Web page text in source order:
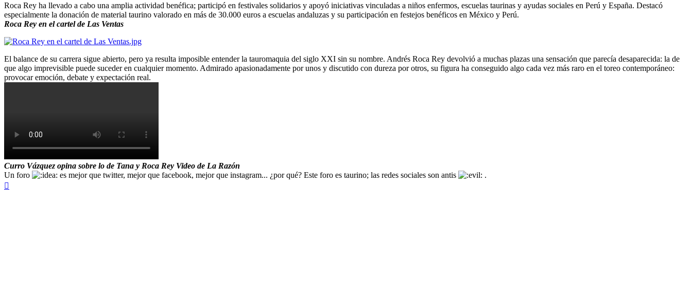
Roca Rey ha llevado a cabo una amplia actividad benéfica; participó en festivales solidarios y apoyó iniciativas vinculadas a niños enfermos, escuelas taurinas y ayudas sociales en Perú y España. Destacó
especialmente la donación de material taurino valorado en más de 30.000 euros a escuelas andaluzas y su participación en festejos benéficos en México y Perú.
Roca Rey en el cartel de Las Ventas
El balance de su carrera sigue abierto, pero ya resulta imposible entender la tauromaquia del siglo XXI sin su nombre. Andrés Roca Rey devolvió a muchas plazas una sensación que parecía desaparecida: la de
que algo imprevisible puede suceder en cualquier momento. Admirado apasionadamente por unos y discutido con dureza por otros, su figura ha conseguido algo cada vez más raro en el toreo contemporáneo:
provocar emoción, debate y expectación real.
Curro Vázquez opina sobre lo de Tana y Roca Rey Video de La Razón
Un foro
es mejor que twitter, mejor que facebook, mejor que instagram... ¿por qué? Este foro es taurino; las redes sociales son antis
.